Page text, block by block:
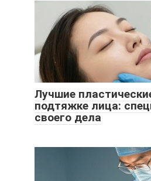
Лучшие
подтяжке лица:
своего дела